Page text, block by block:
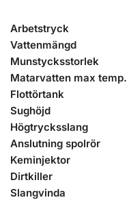
Arbetstryck
Vattenmängd
Munstycksstorlek
Matarvatten max temp.
Flottörtank
Sughöjd
Högtrycksslang
Anslutning spolrör
Keminjektor
Dirtkiller
Slangvinda